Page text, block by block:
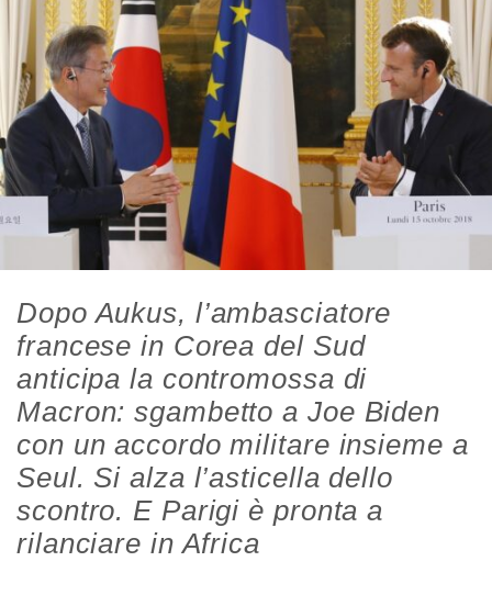
Dopo Aukus, l’ambasciatore
francese in Corea del Sud
anticipa la contromossa di
Macron: sgambetto a Joe Biden
con un accordo militare insieme a
Seul. Si alza l’asticella dello
scontro. E Parigi è pronta a
rilanciare in Africa